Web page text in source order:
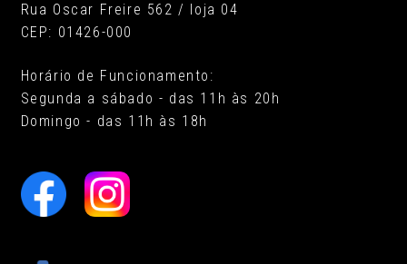
Rua Oscar Freire 562 / loja 04
CEP: 01426-000
Horário de Funcionamento:
Segunda a sábado - das 11h às 20h
Domingo - das 11h às 18h